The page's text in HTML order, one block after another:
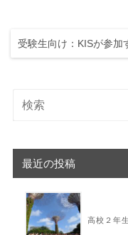
受験生向け：KISが参加
最近の投稿
高校２年